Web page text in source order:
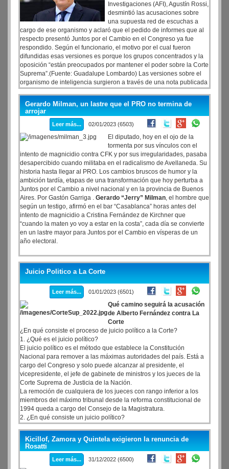
Investigaciones (AFI), Agustín Rossi,
desmintió las acusaciones sobre
una supuesta red de escuchas a
cargo de ese organismo y aclaró que el pedido de informes que al
respecto presentó Juntos por el Cambio en el Congreso ya fue
respondido. Según el funcionario, el motivo por el cual fueron
difundidas esas versiones es porque los grupos concentrados y la
oposición “están preocupados por mantener el poder sobre la Corte
Suprema”.(Fuente: Guadalupe Lombardo) Las versiones sobre el
organismo de inteligencia surgieron a través de una nota publicada
en el diario Clarín, donde se afirma que la oposición de derecha
“denunció” la existencia de una “mesa militar” de espionaje.
Gerardo Milman, un lastre que el PRO no termina de
arrojar
Leer más... 02/01/2023 (6503)
El diputado, hoy en el ojo de la
tormenta por sus vínculos con el
intento de magnicidio contra CFK y por sus irregularidades, pasaba
desapercibido cuando militaba en el radicalismo de Avellaneda. Su
historia hasta llegar al PRO. Los cambios bruscos de humor y la
ambición tardía, etapas de una transformación que hoy perturba a
Juntos por el Cambio a nivel nacional y en la provincia de Buenos
Aires. Por Gastón Garriga . Gerardo “Jerry” Milman, el hombre que
según un testigo, afirmó en el bar “Casablanca” horas antes del
intento de magnicidio a Cristina Fernández de Kirchner que
“cuando la maten yo voy a estar en la costa”, cada día se convierte
en un lastre mayor para Juntos por el Cambio en vísperas de un
año electoral.
Juicio Politico a La Corte
Leer más... 01/01/2023 (6501)
Qué camino seguirá la acusación
de Alberto Fernández contra La
Corte
¿En qué consiste el proceso de juicio político a la Corte?
1. ¿Qué es el juicio político?
El juicio político es el método que establece la Constitución
Nacional para remover a las máximas autoridades del país. Está a
cargo del Congreso y solo puede alcanzar al presidente, el
vicepresidente, el jefe de gabinete de ministros y los jueces de la
Corte Suprema de Justicia de la Nación.
La remoción de cualquiera de los jueces con rango inferior a los
miembros del máximo tribunal desde la reforma constitucional de
1994 queda a cargo del Consejo de la Magistratura.
2. ¿En qué consiste un juicio político?
Kicillof, Zamora y Quintela exigieron la renuncia de
Rosatti
Leer más... 31/12/2022 (6500)